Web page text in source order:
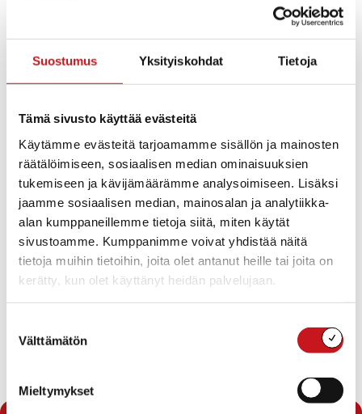
Suostumus Yksityiskohdat Tietoja
Tämä sivusto käyttää evästeitä
Käytämme evästeitä tarjoamamme sisällön ja mainosten
räätälöimiseen, sosiaalisen median ominaisuuksien
tukemiseen ja kävijämäärämme analysoimiseen. Lisäksi
jaamme sosiaalisen median, mainosalan ja analytiikka-
alan kumppaneillemme tietoja siitä, miten käytät
sivustoamme. Kumppanimme voivat yhdistää näitä
tietoja muihin tietoihin, joita olet antanut heille tai joita on
kerätty, kun olet käyttänyt heidän palvelujaan.
valinta
Välttämätön
Mieltymykset
Viime viikonloppuna aloitetut altistusselvitykset
koronavirustautiin liittyen on saatu tehtyä
kuntayhtymän alueella. Altistuneet on tavoitettu ja
asetettu karanteeniin sekä annettu seuranta- ja
etäisyyksien pitämistä toisiin ihmisiin. Sairaana ei pidä
liikkua vaan pysytellä kotioloissa normaalistikin.
Lasten testaamisesta koronavirustautiepäilyyn liittyen
on THL antanut uudet suositukset. Jos oirekuva on lievä
eikä taustalla ole selkeää koronavirusaltistusta tai
matkaa voi sairastaa kotona ilman testausta.
Testaamme ma-pe klo 8-14 Suonenjoen terveysaseman
otamme vain lääketieteellisen arvion mukaan
Alkuperäinen uutinen Sisä-Savon terveydenhuollon